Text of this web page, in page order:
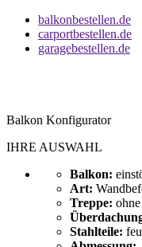
balkonbestellen.de
carportbestellen.de
garagebestellen.de
Balkon Konfigurator
IHRE AUSWAHL
Balkon:
Art:
Treppe: ohne
Stahlteile: